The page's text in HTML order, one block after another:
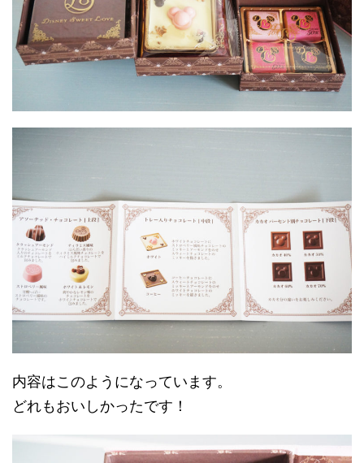
内容はこのようになっています。
どれもおいしかったです！